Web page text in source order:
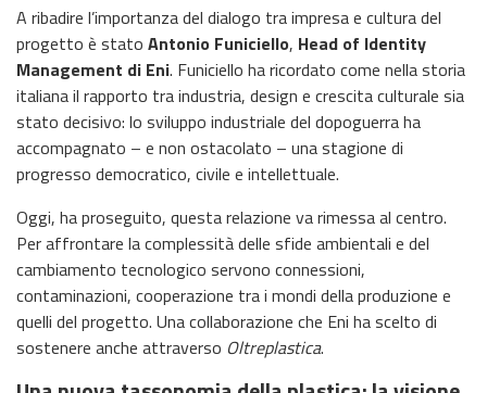
A ribadire l’importanza del dialogo tra impresa e cultura del
progetto è stato Antonio Funiciello, Head of Identity
Management di Eni. Funiciello ha ricordato come nella storia
italiana il rapporto tra industria, design e crescita culturale sia
stato decisivo: lo sviluppo industriale del dopoguerra ha
accompagnato – e non ostacolato – una stagione di
progresso democratico, civile e intellettuale.
Oggi, ha proseguito, questa relazione va rimessa al centro.
Per affrontare la complessità delle sfide ambientali e del
cambiamento tecnologico servono connessioni,
contaminazioni, cooperazione tra i mondi della produzione e
quelli del progetto. Una collaborazione che Eni ha scelto di
sostenere anche attraverso Oltreplastica.